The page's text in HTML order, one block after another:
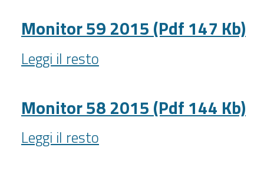
(Pdf
144
Kb)
-
Monitor 59 2015 (Pdf 147 Kb)
Monitor
59
(Pdf
147
Kb)
-
Leggi il resto
Monitor 58 2015 (Pdf 144 Kb)
Monitor
58
Leggi il resto